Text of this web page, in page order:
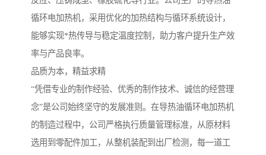
循环电加热机，采用优化的加热结构与循环系统设计，
能够实现*热传导与稳定温度控制，助力客户提升生产效
率与产品良率。
品质为本，精益求精
“凭借专业的制作经验、优秀的制作技术、诚信的经营理
念”是公司始终坚守的发展准则。在导热油循环电加热机
的制造过程中，公司严格执行质量管理标准，从原材料
选用到零配件加工，从整机装配到出厂检测，每一道工